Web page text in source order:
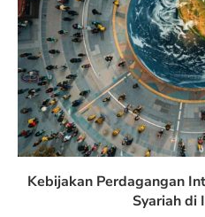
Kebijakan Perdagangan
Syariah di